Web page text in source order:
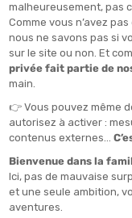
EN 24/48H
80,00 €